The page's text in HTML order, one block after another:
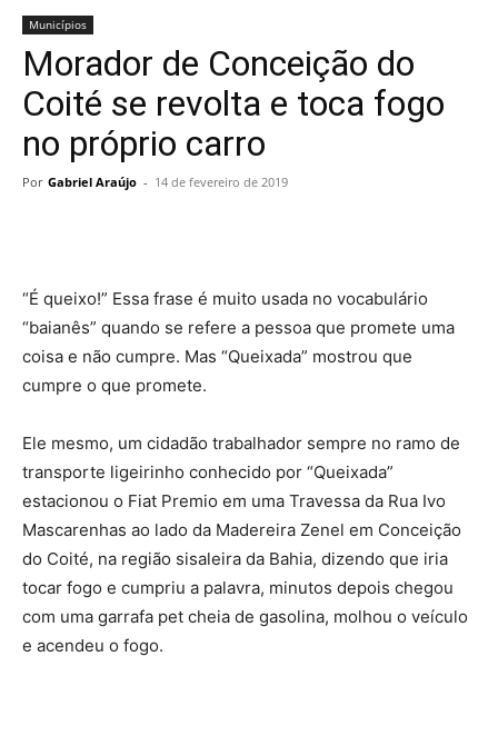
Municípios
Morador de Conceição do
Coité se revolta e toca fogo
no próprio carro
Por Gabriel Araújo - 14 de fevereiro de 2019
“É queixo!” Essa frase é muito usada no vocabulário
“baianês” quando se refere a pessoa que promete uma
coisa e não cumpre. Mas “Queixada” mostrou que
cumpre o que promete.
Ele mesmo, um cidadão trabalhador sempre no ramo de
transporte ligeirinho conhecido por “Queixada”
estacionou o Fiat Premio em uma Travessa da Rua Ivo
Mascarenhas ao lado da Madereira Zenel em Conceição
do Coité, na região sisaleira da Bahia, dizendo que iria
tocar fogo e cumpriu a palavra, minutos depois chegou
com uma garrafa pet cheia de gasolina, molhou o veículo
e acendeu o fogo.